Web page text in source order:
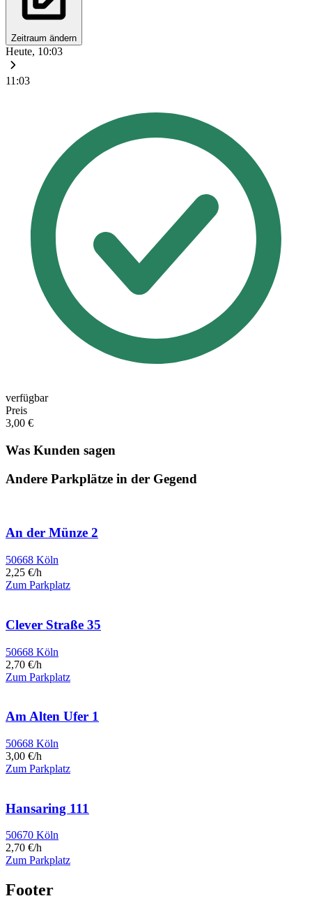
Zeitraum ändern
Heute, 10:03
11:03
verfügbar
Preis
3,00 €
Was Kunden sagen
Andere Parkplätze in der Gegend
An der Münze 2
50668 Köln
2,25 €/h
Zum Parkplatz
Clever Straße 35
50668 Köln
2,70 €/h
Zum Parkplatz
Am Alten Ufer 1
50668 Köln
3,00 €/h
Zum Parkplatz
Hansaring 111
50670 Köln
2,70 €/h
Zum Parkplatz
Footer